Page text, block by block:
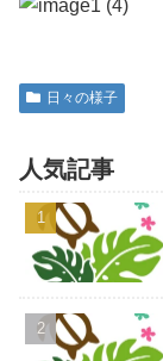
日々の様子
人気記事